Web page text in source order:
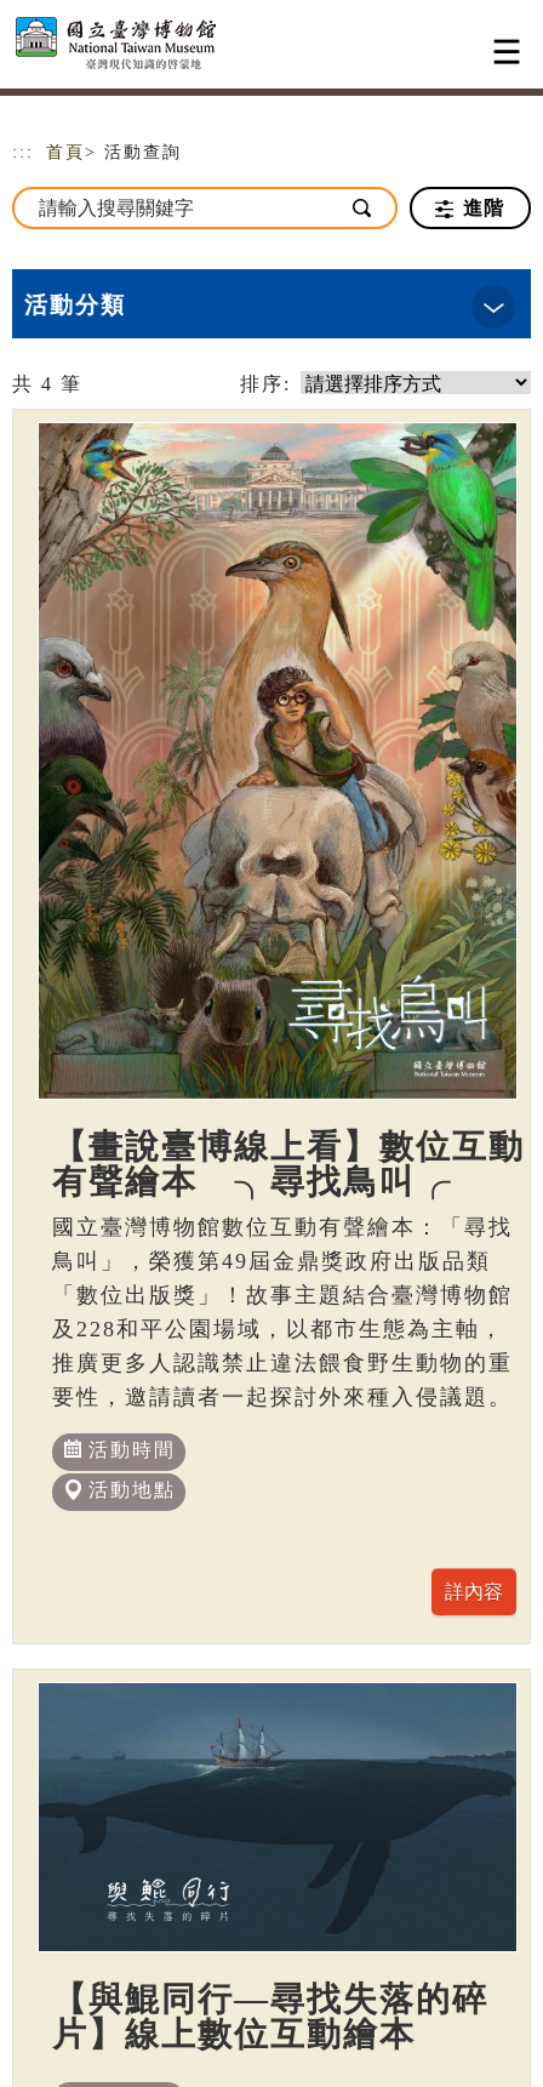
跳到主要內容
網站導覽
::: 首頁 > 活動查詢
進階
活動分類
共 4 筆 排序:
【畫說臺博線上看】數位互動
有聲繪本 ╮尋找鳥叫╭
國立臺灣博物館數位互動有聲繪本：「尋找
鳥叫」，榮獲第49屆金鼎獎政府出版品類
「數位出版獎」！故事主題結合臺灣博物館
及228和平公園場域，以都市生態為主軸，
推廣更多人認識禁止違法餵食野生動物的重
要性，邀請讀者一起探討外來種入侵議題。
活動時間
活動地點
【與鯤同行—尋找失落的碎
片】線上數位互動繪本